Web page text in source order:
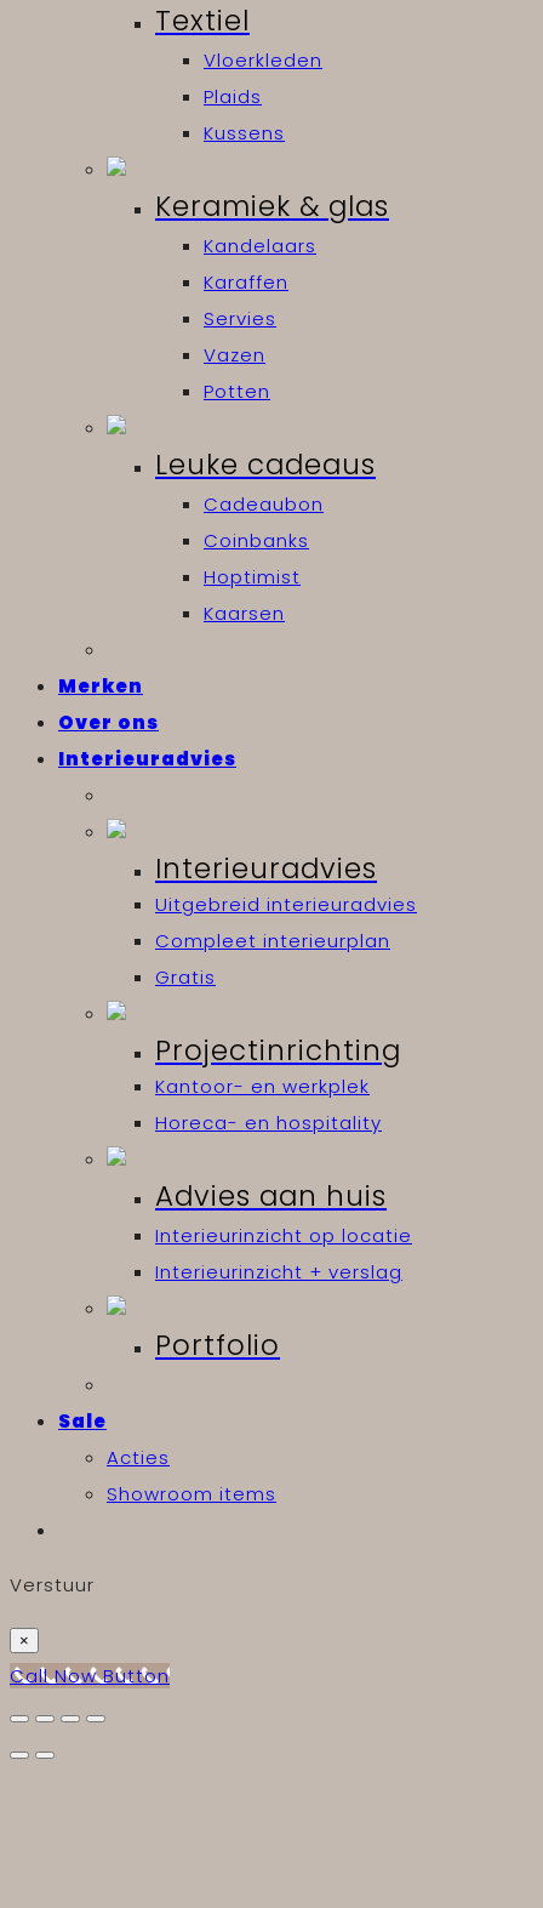
Textiel
Vloerkleden
Plaids
Kussens
Keramiek & glas
Kandelaars
Karaffen
Servies
Vazen
Potten
Leuke cadeaus
Cadeaubon
Coinbanks
Hoptimist
Kaarsen
Merken
Over ons
Interieuradvies
Interieuradvies
Uitgebreid interieuradvies
Compleet interieurplan
Gratis
Projectinrichting
Kantoor- en werkplek
Horeca- en hospitality
Advies aan huis
Interieurinzicht op locatie
Interieurinzicht + verslag
Portfolio
Sale
Acties
Showroom items
Verstuur
×
Call Now Button